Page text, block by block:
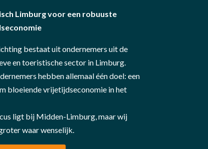
Limburg voor een robuuste
bestaat uit ondernemers uit de
en toeristische sector in Limburg.
hebben allemaal één doel: een
bloeiende vrijetijdseconomie in het
ligt bij Midden-Limburg, maar wij
waarwenselijk.